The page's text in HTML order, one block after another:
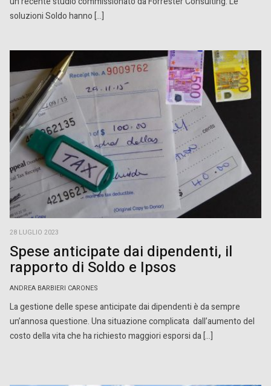
soluzioni Soldo hanno […]
28 LUGLIO 2023
Spese anticipate dai dipendenti, il
rapporto di Soldo e Ipsos
ANDREA BARBIERI CARONES
La gestione delle spese anticipate dai dipendenti è da sempre
un’annosa questione. Una situazione complicata dall’aumento del
costo della vita che ha richiesto maggiori esporsi da […]